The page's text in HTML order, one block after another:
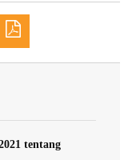
tentang